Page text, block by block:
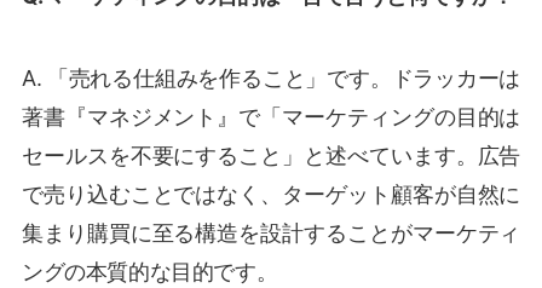
A. 「売れる仕組みを作ること」です。ドラッカーは
著書『マネジメント』で「マーケティングの目的は
セールスを不要にすること」と述べています。広告
で売り込むことではなく、ターゲット顧客が自然に
集まり購買に至る構造を設計することがマーケティ
ングの本質的な目的です。